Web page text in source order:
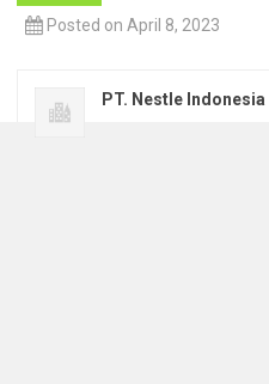
Posted on April 8, 2023
PT. Nestle Indonesia